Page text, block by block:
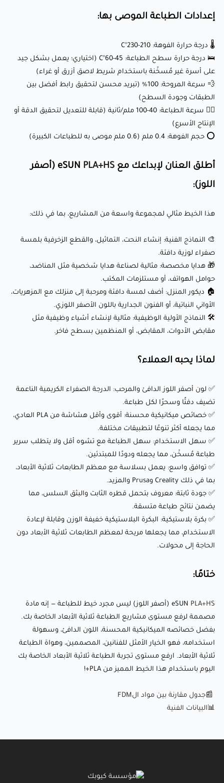
صفراء لوزية دافئة.
🎁 هدايا مخصصة: مثالية لصناعة هدايا شخصية مثل المناضد،
حوامل الهواتف، أو مستلزمات المكتب.
🏠 ديكور المنزل: أضف لمسة دافئة ومرحبة إلى منزلك مع
المزهريات، الأواني النباتية، أو الفنون الجدارية باللون الأصفر اللوزي.
🛠️ النماذج الأولية الوظيفية: مثالية لإنشاء أشياء وظيفية مثل
مقابض الأدوات، المقابض، أو المنظمين بسطح فاخر.
لماذا يحبه العملاء؟
✅ خصائص ميكانيكية محسنة: أقوى وأقل هشاشة من PLA
العادي، مما يجعله أكثر تنوعًا لتطبيقات مختلفة.
✅ سهل الاستخدام: سهل الطباعة مع تشوه أقل ولا يتطلب
سرير طباعة مُسخّن، مما يجعله ودودًا للمبتدئين.
✅ توافق واسع: يعمل بسلاسة مع معظم الطابعات ثلاثية
الأبعاد، بما في ذلك Creality وPrusa والمزيد.
✅ جودة ثابتة: معروف بتحمل قطره الثابت والبثق السلس، مما
✅ بكرة بلاستيكية: البكرة البلاستيكية خفيفة الوزن وقابلة لإعادة
دون الحاجة إلى محولات.
ختامًا:
eSUNPLA+HS (أصفر اللوز) ليس مجرد خيط للطباعة — إنه مادة
مصممة لرفع مستوى مشاريع الطباعة ثلاثية الأبعاد الخاصة بك.
بفضل خصائصه الميكانيكية المحسنة، اللون الدافئ، وسهولة
استخدامه، فهو الخيار الأمثل للفنانين، المصممين، وهواة الطباعة
ثلاثية الأبعاد. ارفع مستوى تجربة الطباعة ثلاثية الأبعاد الخاصة بك
اليوم باستخدام هذا الخيط المميز من PLA+!
📰جدول مقارنة بين مواد الFDM
إعدادات الطباعة الموصى بها:
🌡️ درجة حرارة الفوهة: 210-230°C
🛌 درجة حرارة سطح الطباعة: 45-60°C (اختياري؛ يعمل بشكل جيد
على أسرة غير مُسخّنة باستخدام شريط لاصق أزرق أو غراء)
💨 سرعة المروحة: 100% (تبريد محسن لتحقيق رابط أفضل بين
الطبقات وجودة السطح)
🏃‍♂️ سرعة الطباعة: 40-100 ملم/ثانية (قابلة للتعديل لتحقيق الدقة أو
الإنتاج الأسرع)
⭕ حجم الفوهة: 0.4 ملم (0.6 ملم موصى به للطباعات الكبيرة)
أطلق العنان لإبداعك مع eSUN PLA+HS
(أصفر
اللوز):
هذا الخيط مثالي لمجموعة واسعة من المشاريع، بما في ذلك:
🎨 النماذج الفنية: إنشاء النحت، التماثيل، والقطع الزخرفية بلمسة
صفراء لوزية دافئة.
🎁 هدايا مخصصة: مثالية لصناعة هدايا شخصية مثل المناضد،
حوامل الهواتف، أو مستلزمات المكتب.
🏠 ديكور المنزل: أضف لمسة دافئة ومرحبة إلى منزلك مع المزهريات،
الأواني النباتية، أو الفنون الجدارية باللون الأصفر اللوزي.
🛠️ النماذج الأولية الوظيفية: مثالية لإنشاء أشياء وظيفية مثل
مقابض الأدوات، المقابض، أو المنظمين بسطح فاخر.
لماذا يحبه العملاء؟
✅ لون أصفر اللوز الدافئ والمرحب: الدرجة الصفراء الكريمية الناعمة
تضيف دفئًا وسحرًا لكل طباعة.
✅ خصائص ميكانيكية محسنة: أقوى وأقل هشاشة من PLA العادي،
مما يجعله أكثر تنوعًا لتطبيقات مختلفة.
✅ سهل الاستخدام: سهل الطباعة مع تشوه أقل ولا يتطلب سرير
طباعة مُسخّن، مما يجعله ودودًا للمبتدئين.
✅ توافق واسع: يعمل بسلاسة مع معظم الطابعات ثلاثية الأبعاد،
بما في ذلك Creality وPrusa والمزيد.
✅ جودة ثابتة: معروف بتحمل قطره الثابت والبثق السلس، مما
يضمن نتائج طباعة متسقة.
✅ بكرة بلاستيكية: البكرة البلاستيكية خفيفة الوزن وقابلة لإعادة
الاستخدام، مما يجعلها مريحة لمعظم الطابعات ثلاثية الأبعاد دون
الحاجة إلى محولات.
ختامًا:
eSUN PLA+HS
(أصفر اللوز) ليس مجرد خيط للطباعة — إنه مادة
مصممة لرفع مستوى مشاريع الطباعة ثلاثية الأبعاد الخاصة بك.
بفضل خصائصه الميكانيكية المحسنة، اللون الدافئ، وسهولة
استخدامه، فهو الخيار الأمثل للفنانين، المصممين، وهواة الطباعة
ثلاثية الأبعاد. ارفع مستوى تجربة الطباعة ثلاثية الأبعاد الخاصة بك
اليوم باستخدام هذا الخيط المميز من PLA+!
📰جدول مقارنة بين مواد الFDM
📊البيانات الفنية